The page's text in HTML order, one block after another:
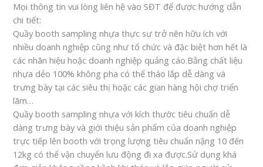
Mọi thông tin vui lòng liên hệ vào SĐT để được hướng dẫn
chi tiết:
Quầy booth sampling nhựa thực sự trở nên hữu ích với
nhiều doanh nghiệp cũng như tổ chức và đặc biệt hơn hết là
các nhãn hiệu hoặc doanh nghiệp quảng cáo.Bằng chất liệu
nhựa dẻo 100% không pha có thể tháo lắp dễ dàng và
trưng bày tại các siêu thị hoặc các gian hàng hội chợ triển
lãm…
Quầy booth sampling nhựa với kích thước tiêu chuẩn dễ
dàng trưng bày và giới thiệu sản phẩm của doanh nghiệp
trực tiếp lên booth với trọng lượng tiêu chuẩn nặng 10 đến
12kg có thể vận chuyển lưu động đi xa được.Sử dụng khá